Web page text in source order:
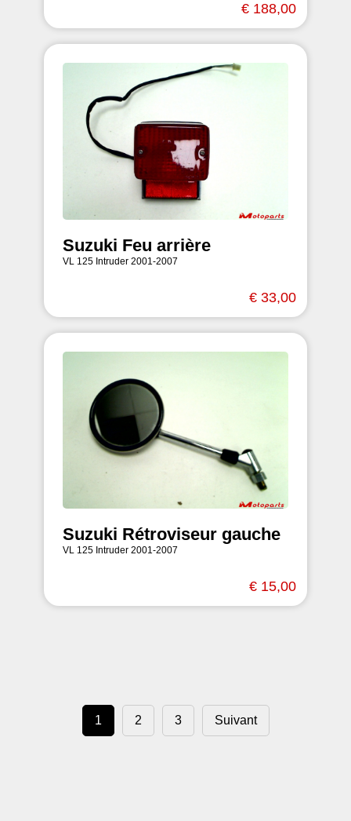
€ 188,00
Suzuki Feu arrière
VL 125 Intruder 2001-2007
€ 33,00
Suzuki Rétroviseur gauche
VL 125 Intruder 2001-2007
€ 15,00
1 2 3 Suivant